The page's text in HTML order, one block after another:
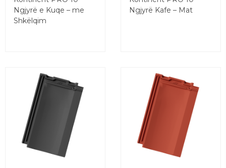
Ngjyrë e Kuqe – me
Shkëlqim
Ngjyrë Kafe – Mat